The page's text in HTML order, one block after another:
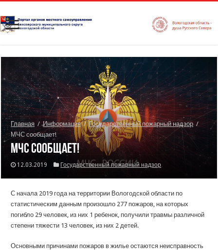
Главная / Информация / Государственный пожарный надзор /
МЧС сообщает!
МЧС сообщает!
12.03.2019 Государственный пожарный надзор
С начала 2019 года на территории Вологодской области по
статистическим данным произошло 277 пожаров, на которых
погибло 29 человек, из них 1 ребенок, получили травмы различной
степени тяжести 13 человек, из них 2 детей.
Основными причинами пожаров в жилье остаются неисправность